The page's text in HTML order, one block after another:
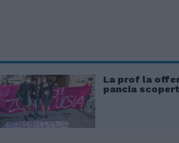
La prof la
pancia